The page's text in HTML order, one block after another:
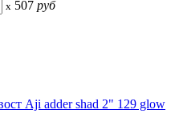
x 507 руб